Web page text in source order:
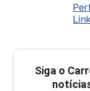
Siga o